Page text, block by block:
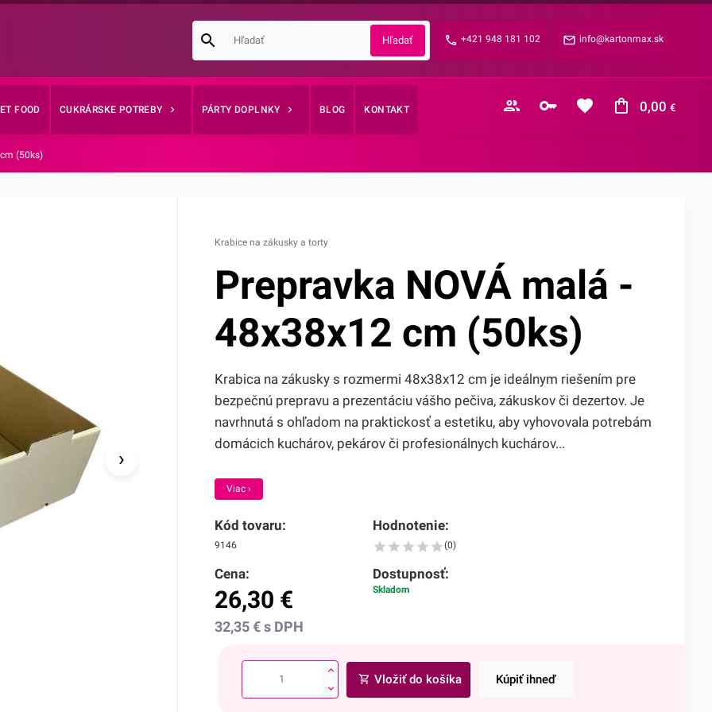
info@kartonmax.sk
+421 948 181 102
FOOD CUKRÁRSKE POTREBY PÁRTY DOPLNKY BLOG KONTAKT 0,00€
Zabudnuté heslo?
(50ks)
›
Krabice na zákusky a torty
Prepravka NOVÁ malá -
48x38x12 cm (50ks)
Krabica na zákusky s rozmermi 48x38x12 cm je ideálnym riešením pre
bezpečnú prepravu a prezentáciu vášho pečiva, zákuskov či dezertov. Je
navrhnutá s ohľadom na praktickosť a estetiku, aby vyhovovala potrebám
domácich kuchárov, pekárov či profesionálnych kuchárov...
Viac ›
Kód tovaru:
9146
Hodnotenie:
(0)
Cena:
26,30 €
32,35€s DPH
Dostupnosť:
Skladom
Vložiť do košíka Kúpiť ihneď